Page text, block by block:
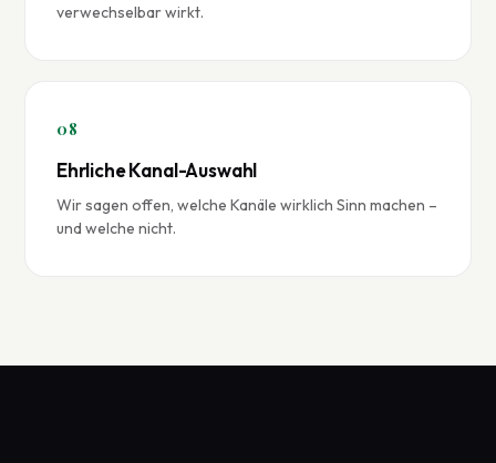
verwechselbar wirkt.
08
Ehrliche Kanal-Auswahl
Wir sagen offen, welche Kanäle wirklich Sinn machen –
und welche nicht.